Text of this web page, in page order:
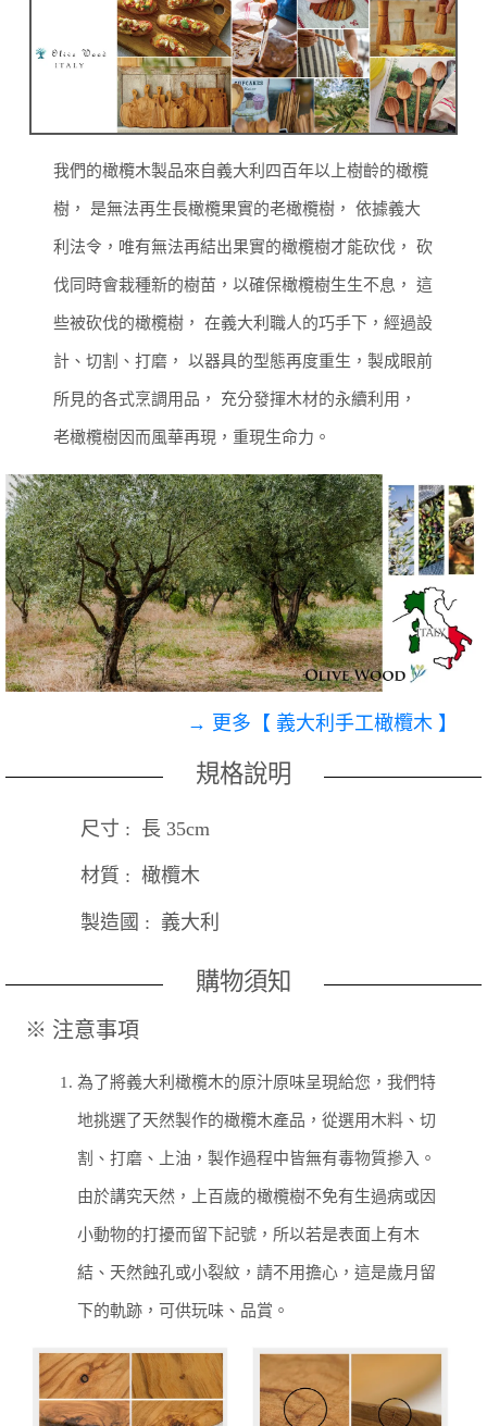
我們的橄欖木製品來自義大利四百年以上樹齡的橄欖
樹， 是無法再生長橄欖果實的老橄欖樹， 依據義大
利法令，唯有無法再結出果實的橄欖樹才能砍伐， 砍
伐同時會栽種新的樹苗，以確保橄欖樹生生不息， 這
些被砍伐的橄欖樹， 在義大利職人的巧手下，經過設
計、切割、打磨， 以器具的型態再度重生，製成眼前
所見的各式烹調用品， 充分發揮木材的永續利用，
老橄欖樹因而風華再現，重現生命力。
→ 更多【 義大利手工橄欖木 】
規格說明
尺寸 : 長 35cm
材質 : 橄欖木
製造國 : 義大利
購物須知
※ 注意事項
1. 為了將義大利橄欖木的原汁原味呈現給您，我們特
地挑選了天然製作的橄欖木產品，從選用木料、切
割、打磨、上油，製作過程中皆無有毒物質摻入。
由於講究天然，上百歲的橄欖樹不免有生過病或因
小動物的打擾而留下記號，所以若是表面上有木
結、天然蝕孔或小裂紋，請不用擔心，這是歲月留
下的軌跡，可供玩味、品賞。